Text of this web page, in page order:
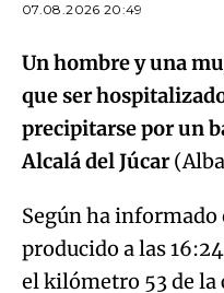
07.08.2026 20:49
Un hombre y una
que ser
precipitarse por un
Alcalá del Júcar
Según ha informado
producido a las
el kilómetro 53 de la